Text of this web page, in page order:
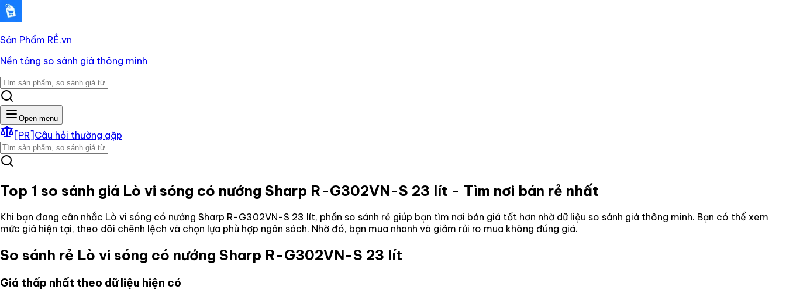
Sản Phẩm RẺ.vn
Nền tảng so sánh giá thông minh
Open menu
[PR] Câu hỏi thường gặp
Top 1 so sánh giá Lò vi sóng có nướng Sharp R-G302VN-S 23 lít - Tìm nơi bán rẻ nhất
Khi bạn đang cân nhắc Lò vi sóng có nướng Sharp R-G302VN-S 23 lít, phần so sánh rẻ giúp bạn tìm nơi bán giá tốt hơn nhờ dữ liệu so sánh giá thông minh. Bạn có thể xem
mức giá hiện tại, theo dõi chênh lệch và chọn lựa phù hợp ngân sách. Nhờ đó, bạn mua nhanh và giảm rủi ro mua không đúng giá.
So sánh rẻ Lò vi sóng có nướng Sharp R-G302VN-S 23 lít
Giá thấp nhất theo dữ liệu hiện có